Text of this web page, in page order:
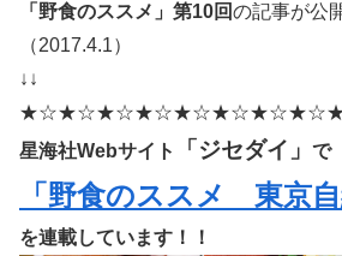
「野食のススメ」第10回の記事が公
（2017.4.1）
↓↓
星海社Webサイト
「ジセダイ」 で
「野食のススメ 東京自
を連載しています！！